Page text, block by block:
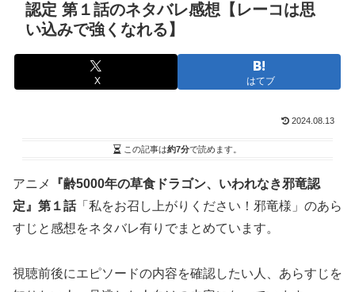
認定 第１話のネタバレ感想【レーコは思
い込みで強くなれる】
X はてブ
2024.08.13
この記事は約7分で読めます。
アニメ
『齢5000年の草食ドラゴン、いわれなき邪竜認
定』第１話「私をお召し上がりください！邪竜様」のあら
すじと感想をネタバレ有りでまとめています。
視聴前後にエピソードの内容を確認したい人、あらすじを